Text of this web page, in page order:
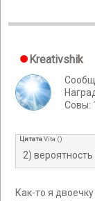
Kreativshik
Cовы:
ЦитатаVita ()
2)
Как-то я